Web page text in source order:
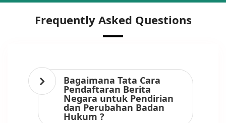
Frequently Asked Questions
Bagaimana Tata Cara
Pendaftaran Berita
Negara untuk Pendirian
dan Perubahan Badan
Hukum ?